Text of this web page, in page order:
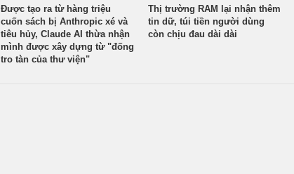
Được tạo ra từ hàng triệu
cuốn sách bị Anthropic xé và
tiêu hủy, Claude AI thừa nhận
mình được xây dựng từ "đống
tro tàn của thư viện"
Thị trường RAM lại nhận thêm
tin dữ, túi tiền người dùng
còn chịu đau dài dài